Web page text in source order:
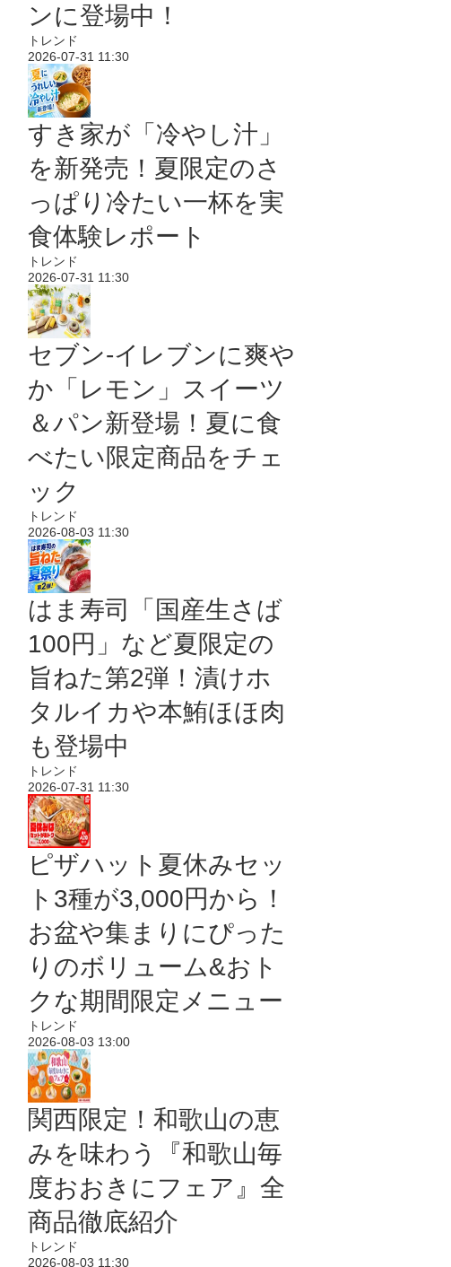
ンに登場中！
トレンド
2026-07-31 11:30
すき家が「冷やし汁」
を新発売！夏限定のさ
っぱり冷たい一杯を実
食体験レポート
トレンド
2026-07-31 11:30
セブン‐イレブンに爽や
か「レモン」スイーツ
＆パン新登場！夏に食
べたい限定商品をチェ
ック
トレンド
2026-08-03 11:30
はま寿司「国産生さば
100円」など夏限定の
旨ねた第2弾！漬けホ
タルイカや本鮪ほほ肉
も登場中
トレンド
2026-07-31 11:30
ピザハット夏休みセッ
ト3種が3,000円から！
お盆や集まりにぴった
りのボリューム&おト
クな期間限定メニュー
トレンド
2026-08-03 13:00
関西限定！和歌山の恵
みを味わう『和歌山毎
度おおきにフェア』全
商品徹底紹介
トレンド
2026-08-03 11:30